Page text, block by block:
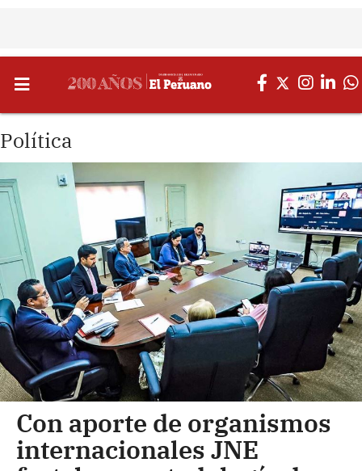
Política
Con aporte de organismos
internacionales JNE